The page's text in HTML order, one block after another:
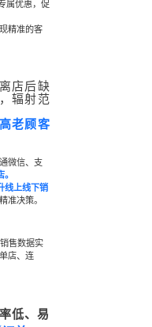
属优惠，促
精准的客
店后缺
辐射范
老顾客
微信、支
线上线下销
准决策。
售数据实
店、连
低、易